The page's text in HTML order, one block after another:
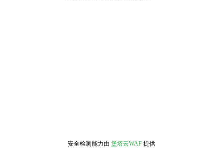
安全检测能力由 堡塔云WAF 提供